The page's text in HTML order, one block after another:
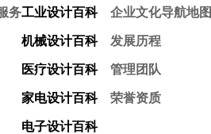
务工业设计百科
机械设计百科
医疗设计百科
家电设计百科
电子设计百科
企业文化
发展历程
管理团队
荣誉资质
导航地图